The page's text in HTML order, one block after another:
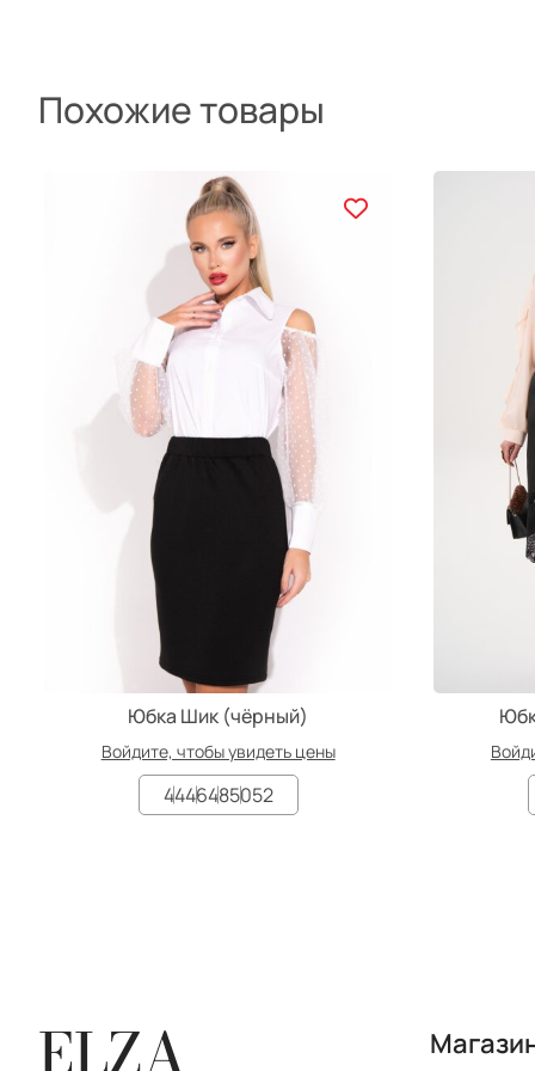
Похожие товары
Юбка Шик (чёрный)
Войдите, чтобы увидеть цены
4446485052
ELZA